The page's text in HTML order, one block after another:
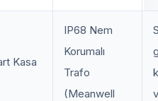
Kasa
IP68 Nem
Korumalı
Trafo
(Meanwell